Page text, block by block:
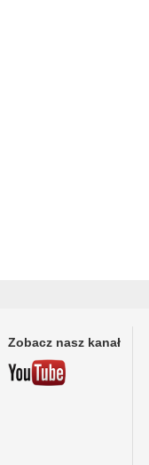
Zobacz nasz kanał